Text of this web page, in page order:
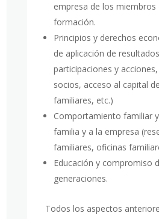
empresa de los miembros
formación.
Principios y derechos
de aplicación de
participaciones y
socios, acceso al capital
familiares, etc.)
Comportamiento familiar
familia y a la empresa
familiares, oficinas
Educación y compromiso
generaciones.
Todos los aspectos